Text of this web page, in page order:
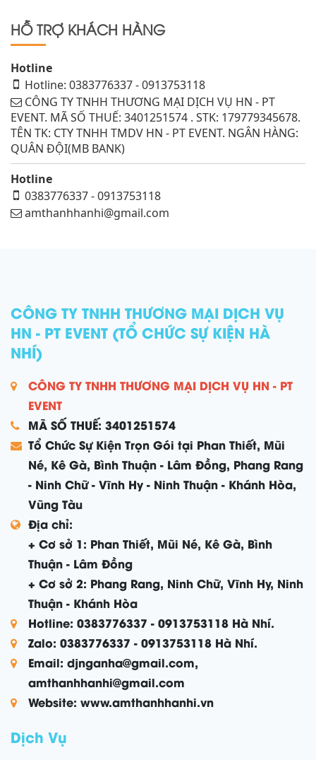
HỖ TRỢ KHÁCH HÀNG
Hotline
Hotline: 0383776337 - 0913753118
CÔNG TY TNHH THƯƠNG MẠI DỊCH VỤ HN - PT
EVENT. MÃ SỐ THUẾ: 3401251574 . STK: 179779345678.
TÊN TK: CTY TNHH TMDV HN - PT EVENT. NGÂN HÀNG:
QUÂN ĐỘI(MB BANK)
Hotline
0383776337 - 0913753118
amthanhhanhi@gmail.com
CÔNG TY TNHH THƯƠNG MẠI DỊCH VỤ
HN - PT EVENT (TỔ CHỨC SỰ KIỆN HÀ
NHÍ)
CÔNG TY TNHH THƯƠNG MẠI DỊCH VỤ HN - PT
EVENT
MÃ SỐ THUẾ: 3401251574
Tổ Chức Sự Kiện Trọn Gói tại Phan Thiết, Mũi
Né, Kê Gà, Bình Thuận - Lâm Đồng, Phang Rang
- Ninh Chữ - Vĩnh Hy - Ninh Thuận - Khánh Hòa,
Vũng Tàu
Địa chỉ:
+ Cơ sở 1: Phan Thiết, Mũi Né, Kê Gà, Bình
Thuận - Lâm Đồng
+ Cơ sở 2: Phang Rang, Ninh Chữ, Vĩnh Hy, Ninh
Thuận - Khánh Hòa
Hotline: 0383776337 - 0913753118 Hà Nhí.
Zalo: 0383776337 - 0913753118 Hà Nhí.
Email: djnganha@gmail.com,
amthanhhanhi@gmail.com
Website: www.amthanhhanhi.vn
Dịch Vụ